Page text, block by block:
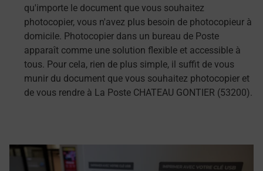
qu'importe le document que vous souhaitez
photocopier, vous n'avez plus besoin de photocopieur à
domicile. Photocopier dans un bureau de Poste
apparaît comme une solution flexible et accessible à
tous. Pour cela, rien de plus simple, il suffit de vous
munir du document que vous souhaitez photocopier et
de vous rendre à La Poste CHATEAU GONTIER (53200).